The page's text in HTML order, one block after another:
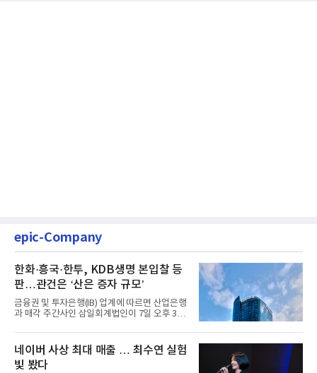
epic-Company
한화·흥국·한투, KDB생명 본입찰 등
판…관건은 ‘산은 증자 규모’
금융권 및 투자은행(IB) 업계에 따르면 산업은행
과 매각 주간사인 삼일회계법인이 7일 오후 3시
네이버 사상 최대 매출 … 최수연 실험
빛 봤다